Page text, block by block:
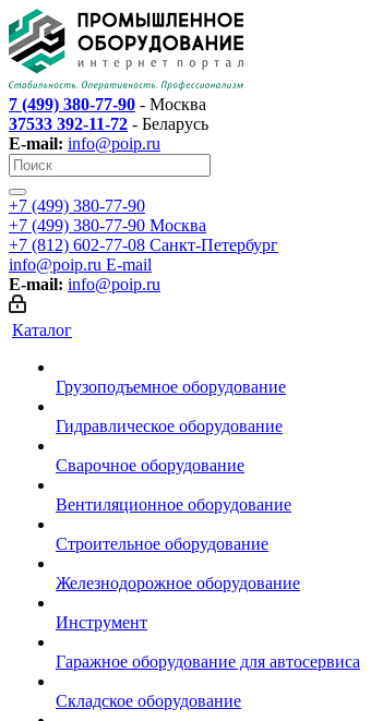
7 (499) 380-77-90 - Москва
37533 392-11-72 - Беларусь
E-mail: info@poip.ru
+7 (499) 380-77-90
+7 (499) 380-77-90 Москва
+7 (812) 602-77-08 Санкт-Петербург
info@poip.ru E-mail
E-mail: info@poip.ru
Каталог
Грузоподъемное оборудование
Гидравлическое оборудование
Сварочное оборудование
Вентиляционное оборудование
Строительное оборудование
Железнодорожное оборудование
Инструмент
Гаражное оборудование для автосервиса
Складское оборудование